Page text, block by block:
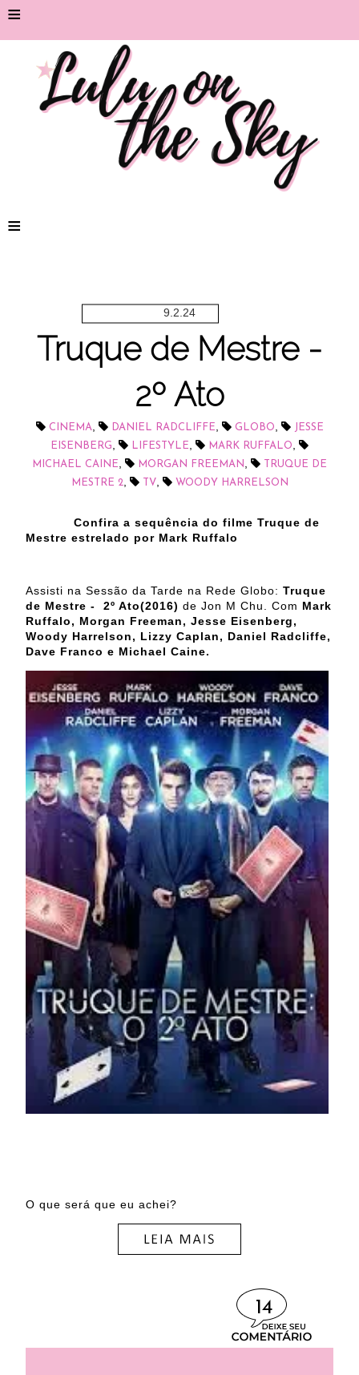
≡
≡
9.2.24
Truque de Mestre -
2º Ato
CINEMA, DANIEL RADCLIFFE, GLOBO,
JESSE
EISENBERG, LIFESTYLE, MARK RUFFALO,
MICHAEL CAINE, MORGAN FREEMAN,
TRUQUE DE
MESTRE 2, TV, WOODY HARRELSON
Confira a sequência do filme Truque de
Mestre estrelado por Mark Ruffalo
Assisti na Sessão da Tarde na Rede Globo: Truque
de Mestre - 2º Ato(2016) de Jon M Chu. Com Mark
Ruffalo, Morgan Freeman, Jesse Eisenberg,
Woody Harrelson, Lizzy Caplan, Daniel Radcliffe,
Dave Franco e Michael Caine.
O que será que eu achei?
14